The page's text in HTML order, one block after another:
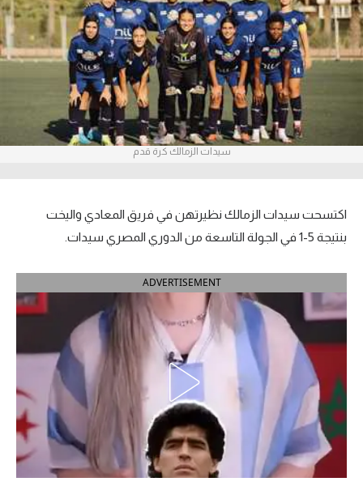
آراء حرة
ركن الألعاب
أمريكا 2026
الدوري الإنجليزي الممتاز
الدوري الإسباني
الدوري الألماني
الدوري الفرنسي
الدوري السعودي للمحترفين
دوري أبطال أوروبا
دوري أبطال إفريقيا
سيدات الزمالك كرة قدم
اكتسحت سيدات الزمالك نظيرتهن في فريق المعادي واليخت
بنتيجة 5-1 في الجولة التاسعة من الدوري المصري سيدات.
ADVERTISEMENT